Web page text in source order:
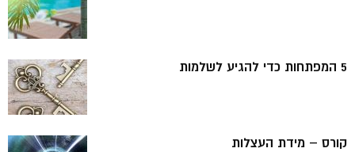
5 המפתחות כדי להגיע לשלמות
קורס – מידת העצלות